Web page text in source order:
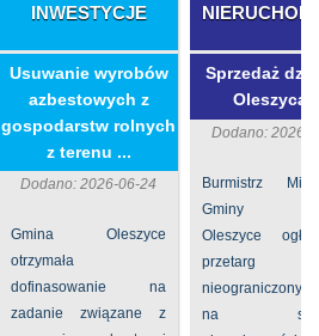
INWESTYCJE
​Usuwanie wyrobów
azbestowych z
gospodarstw rolnych
z terenu ...
Dodano: 2026-06-24
Gmina Oleszyce
otrzymała
dofinasowanie na
zadanie związane z
Sprzedaż
Dodano: 2026-
Burmistrz
Gminy
Oleszyce
przetarg
nieograniczony
na